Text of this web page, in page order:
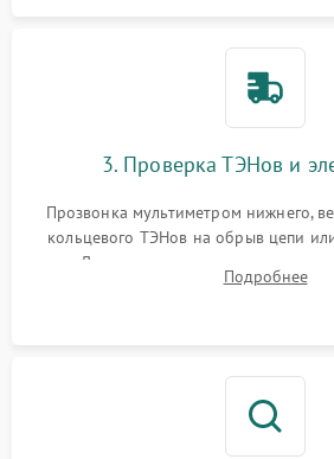
3. Проверка ТЭНов и
Прозвонка мультиметром нижнего,
кольцевого ТЭНов на обрыв цепи
Диагностика термостата,
переключателя режимов и
Подробнее